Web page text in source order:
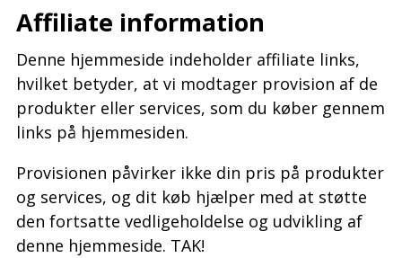
Affiliate information
Denne hjemmeside indeholder affiliate links,
hvilket betyder, at vi modtager provision af de
produkter eller services, som du køber gennem
links på hjemmesiden.
Provisionen påvirker ikke din pris på produkter
og services, og dit køb hjælper med at støtte
den fortsatte vedligeholdelse og udvikling af
denne hjemmeside. TAK!